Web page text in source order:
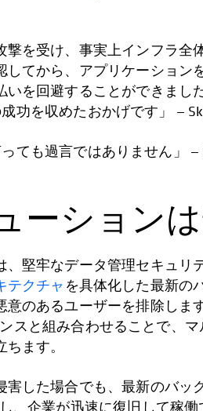
撃を受け、事実上インフラ
てから、アプリケーショ
を回避することができま
功を収めたおかげです」 —
ても過言ではありません」
ーション
堅牢なデータ管理セキュ
テクチャ を具体化した最新の
のあるユーザーを排除し
スと組み合わせることで、
ます。
した場合でも、最新のバ
企業が迅速に復旧して稼働